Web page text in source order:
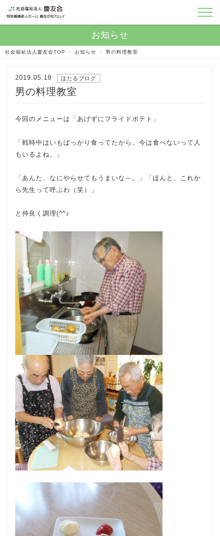
社会福祉法人慶友会TOP > お知らせ > 男の料理教室
2019.05.18 ほたるブログ
男の料理教室
今回のメニューは「あげずにフライドポテト」
「戦時中はいもばっかり食ってたから、今は食べないって人
もいるよね。」
「あんた、なにやらせてもうまいな～。」「ほんと、これか
ら先生って呼ぶわ（笑）」
と仲良く調理(^^♪